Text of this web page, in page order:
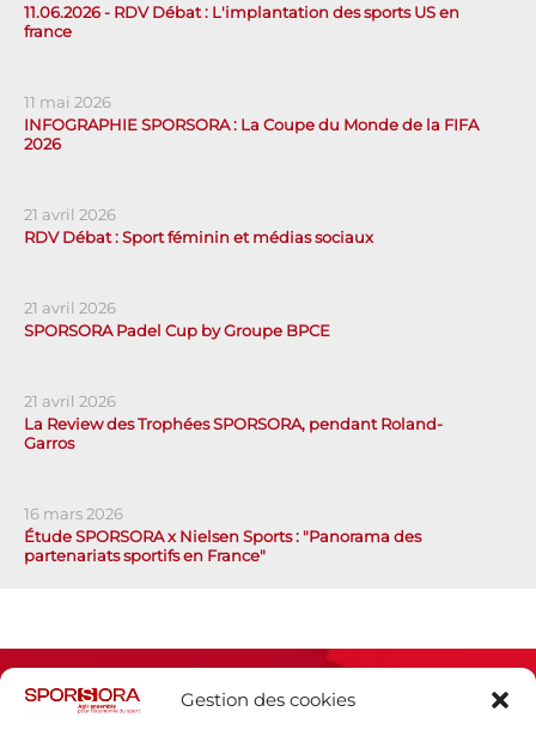
Gestion des cookies
11.06.2026 - RDV Débat : L'implantation des sports US en
france
11 mai 2026
INFOGRAPHIE SPORSORA : La Coupe du Monde de la FIFA
2026
21 avril 2026
RDV Débat : Sport féminin et médias sociaux
21 avril 2026
SPORSORA Padel Cup by Groupe BPCE
21 avril 2026
La Review des Trophées SPORSORA, pendant Roland-
Garros
16 mars 2026
Étude SPORSORA x Nielsen Sports : "Panorama des
partenariats sportifs en France"